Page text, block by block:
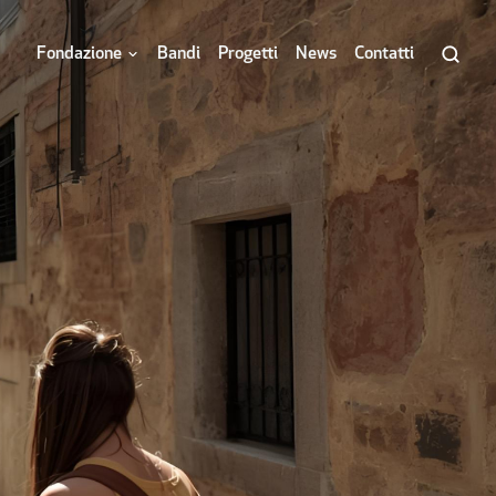
Fondazione Bandi Progetti News Contatti